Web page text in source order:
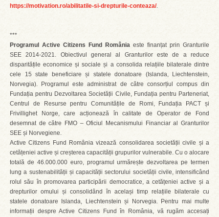
https://motivation.ro/abilitatile-si-drepturile-conteaza/.
***
Programul Active Citizens Fund România este finanțat prin Granturile
SEE 2014-2021. Obiectivul general al Granturilor este de a reduce
disparitățile economice și sociale și a consolida relațiile bilaterale dintre
cele 15 state beneficiare și statele donatoare (Islanda, Liechtenstein,
Norvegia). Programul este administrat de către consorțiul compus din
Fundația pentru Dezvoltarea Societății Civile, Fundația pentru Parteneriat,
Centrul de Resurse pentru Comunitățile de Romi, Fundația PACT și
Frivillighet Norge, care acționează în calitate de Operator de Fond
desemnat de către FMO – Oficiul Mecanismului Financiar al Granturilor
SEE și Norvegiene.
Active Citizens Fund România vizează consolidarea societății civile și a
cetățeniei active și creșterea capacității grupurilor vulnerabile. Cu o alocare
totală de 46.000.000 euro, programul urmărește dezvoltarea pe termen
lung a sustenabilității și capacității sectorului societății civile, intensificând
rolul său în promovarea participării democratice, a cetățeniei active și a
drepturilor omului și consolidând în același timp relațiile bilaterale cu
statele donatoare Islanda, Liechtenstein și Norvegia. Pentru mai multe
informații despre Active Citizens Fund în România, vă rugăm accesați